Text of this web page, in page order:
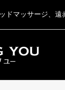
ドマッサージ、遠